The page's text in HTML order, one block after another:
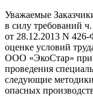
Уважаемые
в силу требований
от 28.12.2013 N
оценке условий
ООО «ЭкоСтар» при
проведения
следующие
опасных